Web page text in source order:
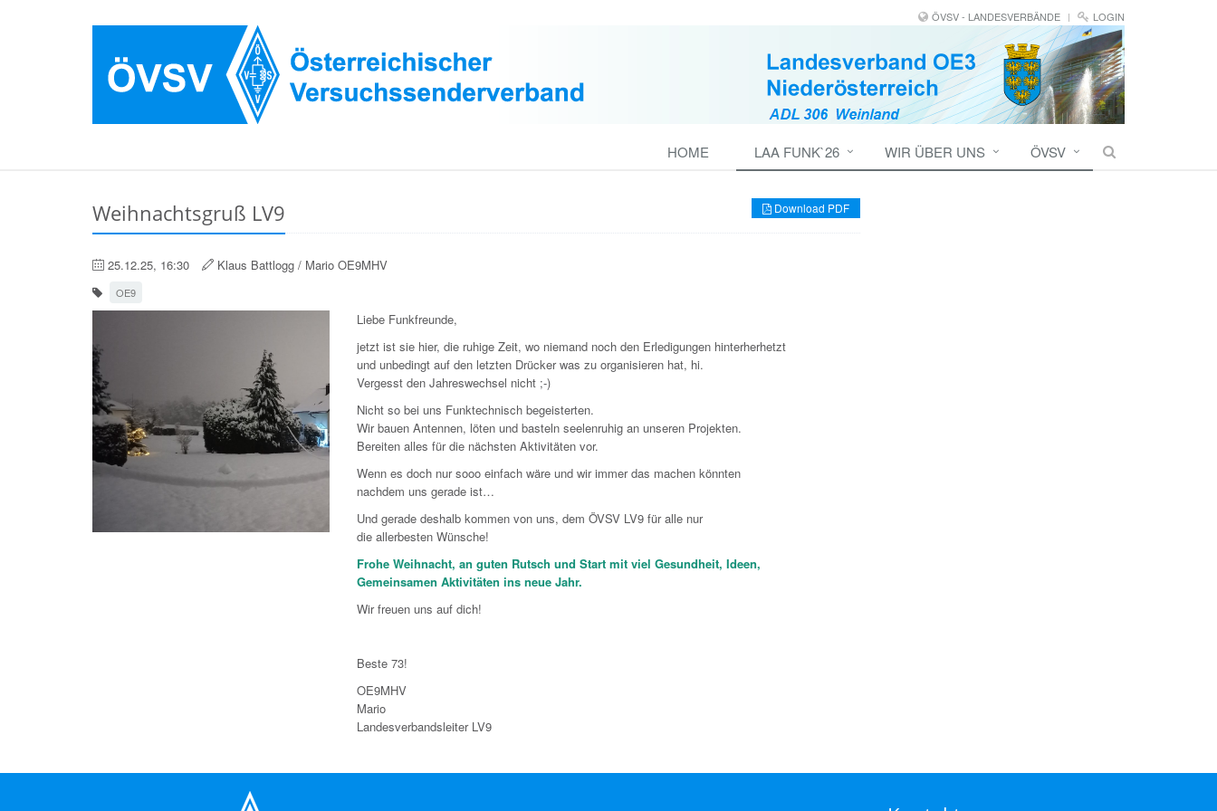
ÖVSV - LANDESVERBÄNDE LOGIN
HOME LAA FUNK`26 WIR ÜBER UNS ÖVSV
Download PDF
Weihnachtsgruß LV9
25.12.25, 16:30 Klaus Battlogg / Mario OE9MHV
OE9
Liebe Funkfreunde,
jetzt ist sie hier, die ruhige Zeit, wo niemand noch den Erledigungen hinterherhetzt
und unbedingt auf den letzten Drücker was zu organisieren hat, hi.
Vergesst den Jahreswechsel nicht ;-)
Nicht so bei uns Funktechnisch begeisterten.
Wir bauen Antennen, löten und basteln seelenruhig an unseren Projekten.
Bereiten alles für die nächsten Aktivitäten vor.
Wenn es doch nur sooo einfach wäre und wir immer das machen könnten
nachdem uns gerade ist…
Und gerade deshalb kommen von uns, dem ÖVSV LV9 für alle nur
die allerbesten Wünsche!
Frohe Weihnacht, an guten Rutsch und Start mit viel Gesundheit, Ideen,
Gemeinsamen Aktivitäten ins neue Jahr.
Wir freuen uns auf dich!
Beste 73!
OE9MHV
Mario
Landesverbandsleiter LV9